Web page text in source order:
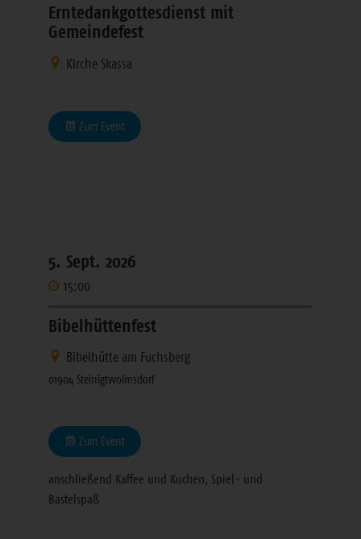
Erntedankgottesdienst mit
Gemeindefest
Kirche Skassa
Zum Event
5. Sept. 2026
15:00
Bibelhüttenfest
Bibelhütte am Fuchsberg
01904 Steinigtwolmsdorf
Zum Event
anschließend Kaffee und Kuchen, Spiel- und
Bastelspaß